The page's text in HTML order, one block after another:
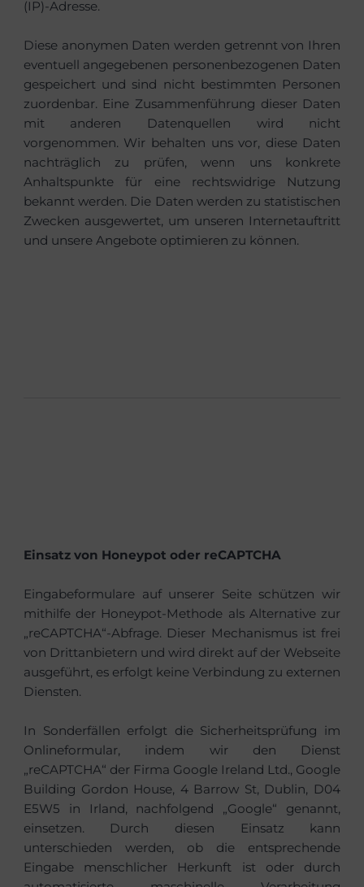
(IP)-Adresse.
Diese anonymen Daten werden getrennt von Ihren
eventuell angegebenen personenbezogenen Daten
gespeichert und sind nicht bestimmten Personen
zuordenbar. Eine Zusammenführung dieser Daten
mit anderen Datenquellen wird nicht
vorgenommen. Wir behalten uns vor, diese Daten
nachträglich zu prüfen, wenn uns konkrete
Anhaltspunkte für eine rechtswidrige Nutzung
bekannt werden. Die Daten werden zu statistischen
Zwecken ausgewertet, um unseren Internetauftritt
und unsere Angebote optimieren zu können.
Einsatz von Honeypot oder reCAPTCHA
Eingabeformulare auf unserer Seite schützen wir
mithilfe der Honeypot-Methode als Alternative zur
„reCAPTCHA“-Abfrage. Dieser Mechanismus ist frei
von Drittanbietern und wird direkt auf der Webseite
ausgeführt, es erfolgt keine Verbindung zu externen
Diensten.
In Sonderfällen erfolgt die Sicherheitsprüfung im
Onlineformular, indem wir den Dienst
„reCAPTCHA“ der Firma Google Ireland Ltd., Google
Building Gordon House, 4 Barrow St, Dublin, D04
E5W5 in Irland, nachfolgend „Google“ genannt,
einsetzen. Durch diesen Einsatz kann
unterschieden werden, ob die entsprechende
Eingabe menschlicher Herkunft ist oder durch